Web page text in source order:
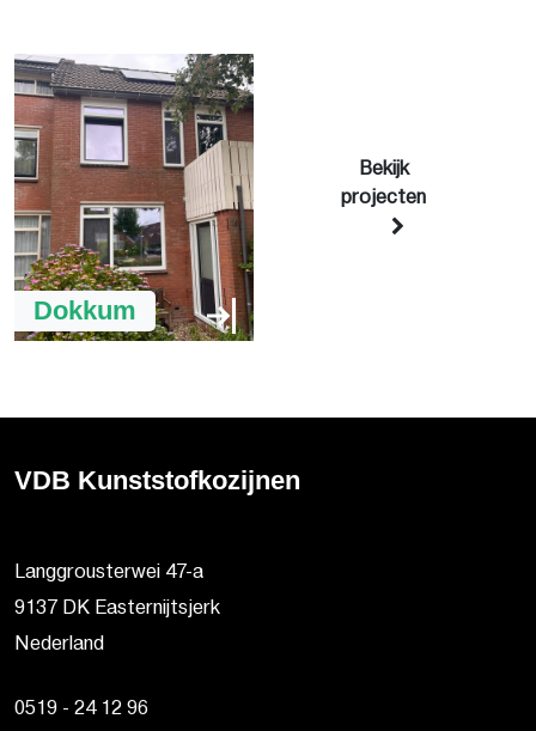
Dokkum
Bekijk
projecten
VDB Kunststofkozijnen
Langgrousterwei 47-a
9137 DK Easternijtsjerk
Nederland
0519 - 24 12 96